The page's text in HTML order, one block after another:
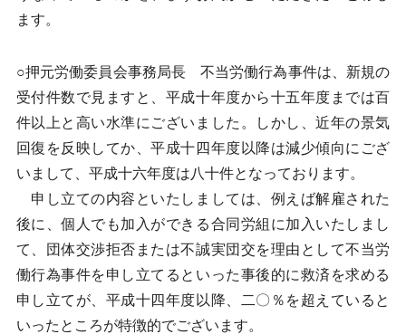
ます。
○押元労働委員会事務局長 不当労働行為事件は、新規の
受付件数で見ますと、平成十年度から十五年度までは百
件以上と高い水準にございました。しかし、近年の景気
回復を反映してか、平成十四年度以降は減少傾向にござ
いまして、平成十六年度は八十件となっております。
申し立ての内容といたしましては、例えば解雇された
後に、個人でも加入ができる合同労組に加入いたしまし
て、団体交渉拒否または不誠実団交を理由として不当労
働行為事件を申し立てるといった事後的に救済を求める
申し立てが、平成十四年度以降、二〇％を超えていると
いったところが特徴的でございます。